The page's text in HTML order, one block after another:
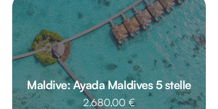
Maldive: Ayada Maldives 5 stelle
2.680,00€